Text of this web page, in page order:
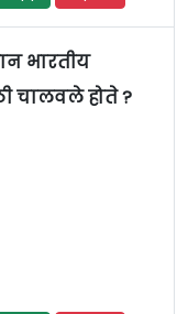
भारतीय
चालवले होते ?